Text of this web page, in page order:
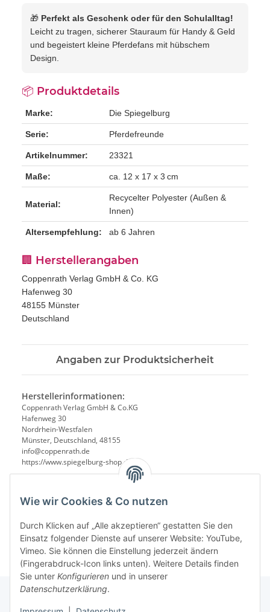
Wie wir Cookies & Co nutzen
Durch Klicken auf „Alle akzeptieren“ gestatten Sie den
Einsatz folgender Dienste auf unserer Website: YouTube,
Vimeo. Sie können die Einstellung jederzeit ändern
(Fingerabdruck-Icon links unten). Weitere Details finden
Sie unter Konfigurieren und in unserer
Datenschutzerklärung.
🎁 Perfekt als Geschenk oder für den Schulalltag!
Leicht zu tragen, sicherer Stauraum für Handy & Geld
und begeistert kleine Pferdefans mit hübschem
Design.
📦 Produktdetails
Marke: Die Spiegelburg
Serie: Pferdefreunde
Artikelnummer: 23321
Maße: ca. 12 x 17 x 3 cm
Material:
Recycelter Polyester (Außen &
Innen)
Altersempfehlung: ab 6 Jahren
🏢 Herstellerangaben
Coppenrath Verlag GmbH & Co. KG
Hafenweg 30
48155 Münster
Deutschland
Angaben zur Produktsicherheit
Herstellerinformationen:
Coppenrath Verlag GmbH & Co.KG
Hafenweg 30
Nordrhein-Westfalen
Münster, Deutschland, 48155
info@coppenrath.de
https://www.spiegelburg-shop.de/